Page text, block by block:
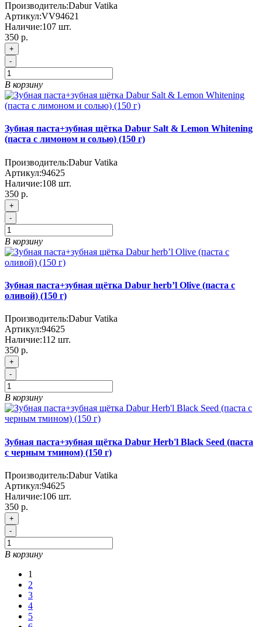
Производитель:Dabur Vatika
Артикул:VV94621
Наличие:107 шт.
350 р.
+
-
В корзину
Зубная паста+зубная щётка Dabur Salt & Lemon Whitening
(паста с лимоном и солью) (150 г)
Производитель:Dabur Vatika
Артикул:94625
Наличие:108 шт.
350 р.
+
-
В корзину
Зубная паста+зубная щётка Dabur herb’l Olive (паста с
оливой) (150 г)
Производитель:Dabur Vatika
Артикул:94625
Наличие:112 шт.
350 р.
+
-
В корзину
Зубная паста+зубная щётка Dabur Herb'l Black Seed (паста
с черным тмином) (150 г)
Производитель:Dabur Vatika
Артикул:94625
Наличие:106 шт.
350 р.
+
-
В корзину
1
2
3
4
5